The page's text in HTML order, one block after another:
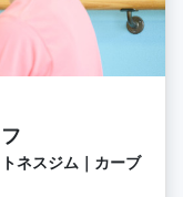
ネスジム｜カーブ